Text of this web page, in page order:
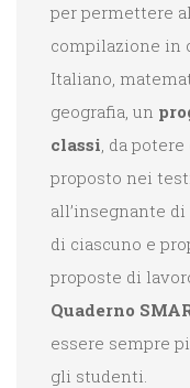
per permettere
compilazione in
Italiano,
geografia, un
classi, da
proposto nei
all’insegnante
di ciascuno e
proposte di
Quaderno
essere sempre
gli studenti.